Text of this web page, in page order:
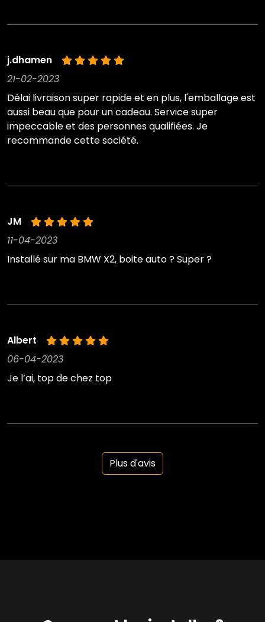
j.dhamen
21-02-2023
Délai livraison super rapide et en plus, l'emballage est
aussi beau que pour un cadeau. Service super
impeccable et des personnes qualifiées. Je
recommande cette société.
JM
11-04-2023
Installé sur ma BMW X2, boite auto ? Super ?
Albert
06-04-2023
Je l’ai, top de chez top
Plus d'avis